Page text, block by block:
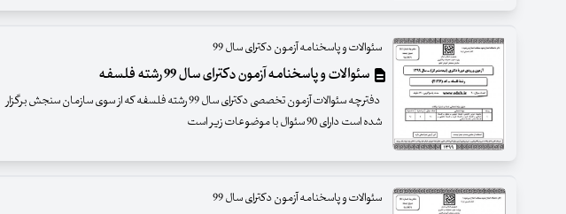
سئوالات و پاسخنامه آزمون دکترای سال 99
سئوالات و پاسخنامه آزمون دکترای سال 99 رشته فلسفه
دفترچه سئوالات آزمون تخصصی دکترای سال 99 رشته فلسفه که از سوی سازمان سنجش برگزار
شده است دارای 90 سئوال با موضوعات زیر است
سئوالات و پاسخنامه آزمون دکترای سال 99